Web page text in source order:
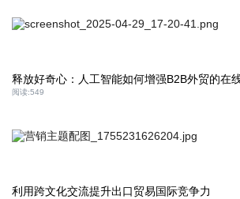
释放好奇心：人工智能如何增强B2B外贸的在
阅读:549
利用跨文化交流提升出口贸易国际竞争力